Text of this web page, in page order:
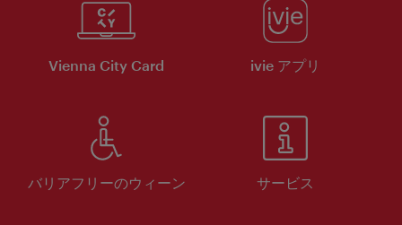
Vienna City Card ivie アプリ
バリアフリーのウィーン サービス